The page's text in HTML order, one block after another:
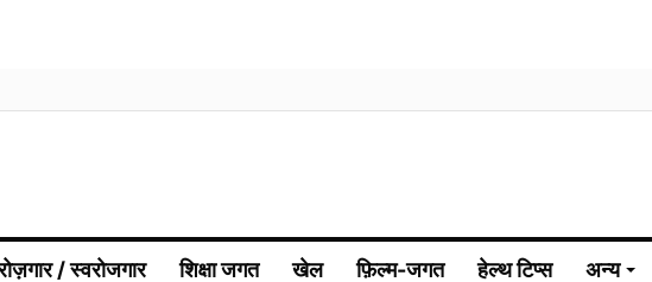
/ स्वरोजगार शिक्षा जगत खेल फ़िल्म-जगत हेल्थ टिप्स अन्य